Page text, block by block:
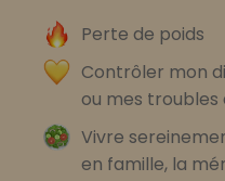
Perte de poids
Contrôler mon
ou mes troubles
Vivre
en famille, la